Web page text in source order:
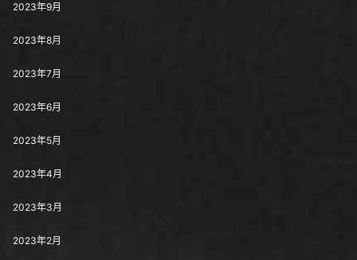
2023年9月
2023年8月
2023年7月
2023年6月
2023年5月
2023年4月
2023年3月
2023年2月